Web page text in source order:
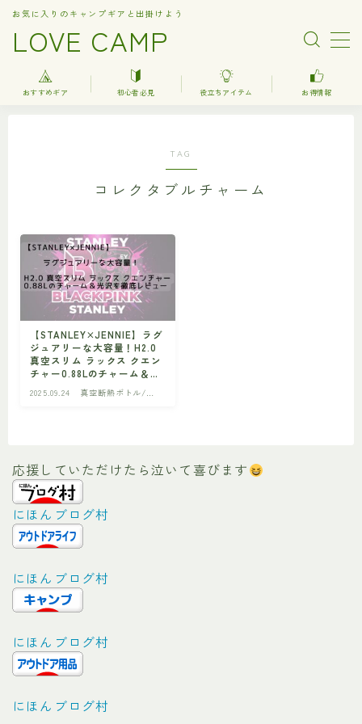
LOVE CAMP
お気に入りのキャンプギアと出掛けよう
調理器具関連（kitchenware）
車中泊
お得情報
楽天お得情報
ビギナー 初心者の方へ
おすすめギア 初心者必見 役立ちアイテム お得情報
TAG
コレクタブルチャーム
【STANLEY×JENNIE】ラグ
ジュアリーな大容量！H2.0
真空スリム ラックス クエン
チャー0.88Lのチャーム＆光
沢を徹底レビュー
2025.09.24
真空断熱ボトル/ジ
応援していただけたら泣いて喜びます
にほんブログ村
にほんブログ村
にほんブログ村
にほんブログ村